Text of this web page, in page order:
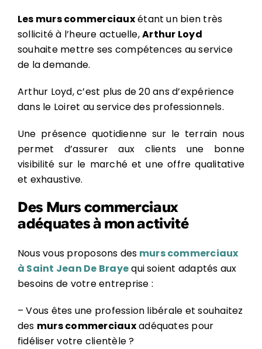
Les murs commerciauxétant un bien très
sollicité à l’heure actuelle,Arthur Loyd
souhaite mettre ses compétences au service
de la demande.
Arthur Loyd, c’est plus de 20 ans d’expérience
dans le Loiret au service des professionnels.
Une présence quotidienne sur le terrain nous
permet d’assurer aux clients une bonne
visibilité sur le marché et une offre qualitative
et exhaustive.
Des Murs commerciaux
adéquates à mon activité
Nous vous proposons des murs commerciaux
à Saint Jean De Brayequi soient adaptés aux
besoins de votre entreprise :
– Vous êtes une profession libérale et souhaitez
des murs commerciauxadéquates pour
fidéliser votre clientèle ?